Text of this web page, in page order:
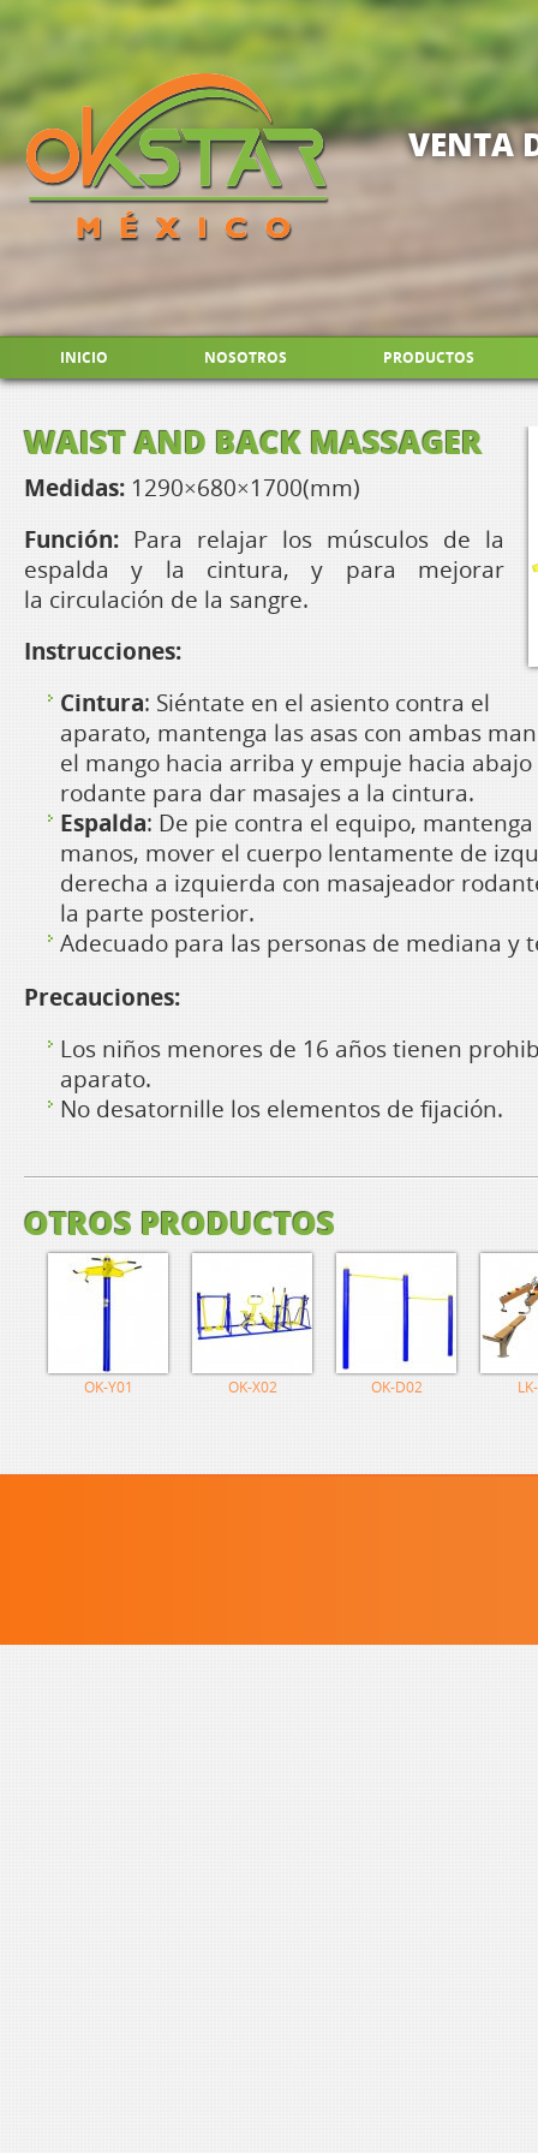
VENTA
INICIO NOSOTROS PRODUCTOS
WAIST AND BACK MASSAGER
Medidas: 1290×680×1700(mm)
Función: Para relajar los músculos de la
espalda y la cintura, y para mejorar
la circulación de la sangre.
Instrucciones:
Cintura: Siéntate en el asiento contra el
aparato, mantenga las asas con ambas
el mango hacia arriba y empuje hacia
rodante para dar masajes a la cintura.
Espalda: De pie contra el equipo,
manos, mover el cuerpo lentamente de
derecha a izquierda con masajeador
la parte posterior.
Adecuado para las personas de mediana y
Precauciones:
Los niños menores de 16 años tienen
aparato.
No desatornille los elementos de fijación.
OTROS PRODUCTOS
OK-Y01 OK-X02 OK-D02